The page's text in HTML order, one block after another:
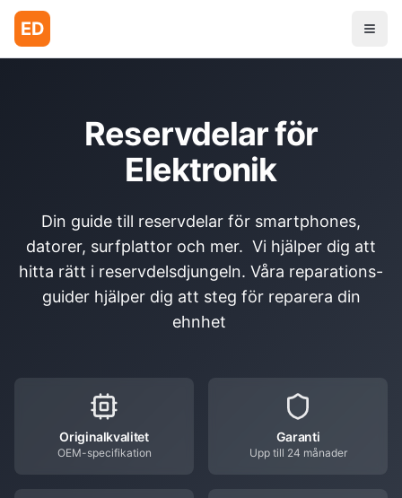
ED
Reservdelar för
Elektronik
Din guide till reservdelar för smartphones,
datorer, surfplattor och mer. Vi hjälper dig att
hitta rätt i reservdelsdjungeln. Våra reparations-
guider hjälper dig att steg för reparera din
ehnhet
Originalkvalitet
OEM-specifikation
Garanti
Upp till 24 månader